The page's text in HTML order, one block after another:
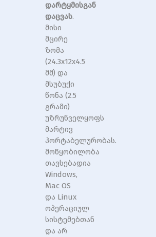
დარტყმისგან
დაცვას.
მისი
მცირე
ზომა
(24.3x12x4.5
მმ) და
მსუბუქი
წონა (2.5
გრამი)
უზრუნველყოფს
მარტივ
პორტაბელურობას.
მოწყობილობა
თავსებადია
Windows,
Mac OS
და Linux
ოპერაციულ
სისტემებთან
და არ